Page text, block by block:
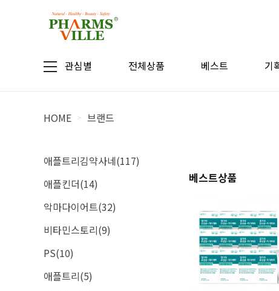
관심별 전체상품 베스트 기
HOME > 브랜드
애플트리김약사네(117)
애플킨더(14)
악마다이어트(32)
비타민스토리(9)
PS(10)
애플트리(5)
베스트상품